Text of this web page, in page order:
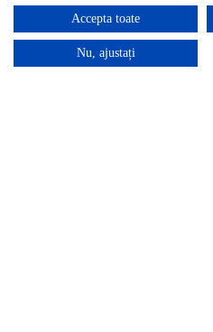
Femei gravide
Părul
Probleme feminine
Sânii femeilor
Accepta toate
Nu, ajustați